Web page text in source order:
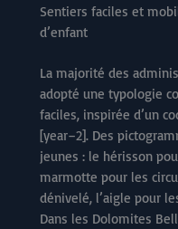
Sentiers faciles et
d’enfant
La majorité des
adopté une typologie
faciles, inspirée d’un
[year–2]. Des
jeunes : le hérisson
marmotte pour les
dénivelé, l’aigle pour
Dans les Dolomites